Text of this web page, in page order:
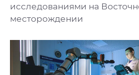
исследованиями на
месторождении